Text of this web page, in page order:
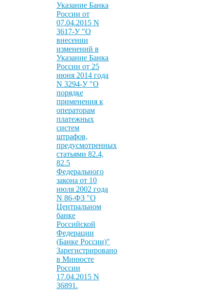
Указание Банка
России от
07.04.2015 N
3617-У "О
внесении
изменений в
Указание Банка
России от 25
июня 2014 года
N 3294-У "О
порядке
применения к
операторам
платежных
систем
штрафов,
предусмотренных
статьями 82.4,
82.5
Федерального
закона от 10
июля 2002 года
N 86-ФЗ "О
Центральном
банке
Российской
Федерации
(Банке России)"
Зарегистрировано
в Минюсте
России
17.04.2015 N
36891.